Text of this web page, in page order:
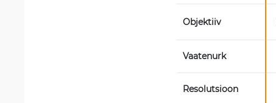
Objektiiv
Vaatenurk
Resolutsioon